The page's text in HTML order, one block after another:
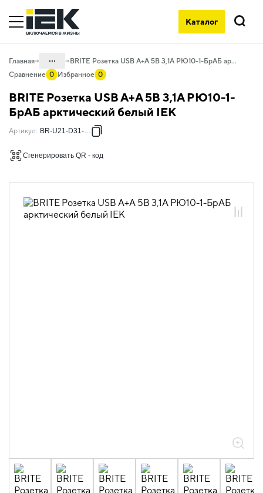
Каталог
Поиск
Главная ...
06. Изделия электроустановочные,
удлинители и силовые разъемы
06.01 Электроустановочные изделия
06.01.01 Электроустановочные
06.01.01.16 ЭУИ BRITE арктический
BRITE Розетка USB A+A 5В 3,1А РЮ10-1-БрАБ арктический белый IEK
Сравнение 0 Избранное 0
BRITE Розетка USB A+A 5В 3,1А РЮ10-1-
БрАБ арктический белый IEK
Артикул: BR-U21-D31-K91
Сгенерировать QR - код